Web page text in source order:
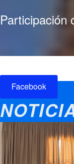
Participación
Facebook